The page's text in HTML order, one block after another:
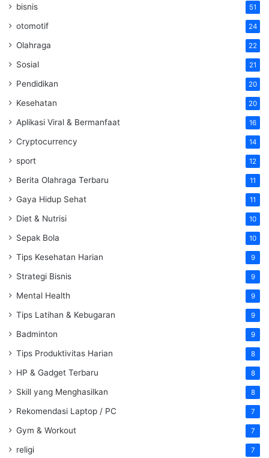
bisnis 51
otomotif 24
Olahraga 22
Sosial 21
Pendidikan 20
Kesehatan 20
Aplikasi Viral & Bermanfaat 16
Cryptocurrency 14
sport 12
Berita Olahraga Terbaru 11
Gaya Hidup Sehat 11
Diet & Nutrisi 10
Sepak Bola 10
Tips Kesehatan Harian 9
Strategi Bisnis 9
Mental Health 9
Tips Latihan & Kebugaran 9
Badminton 9
Tips Produktivitas Harian 8
HP & Gadget Terbaru 8
Skill yang Menghasilkan 8
Rekomendasi Laptop / PC 7
Gym & Workout 7
religi 7